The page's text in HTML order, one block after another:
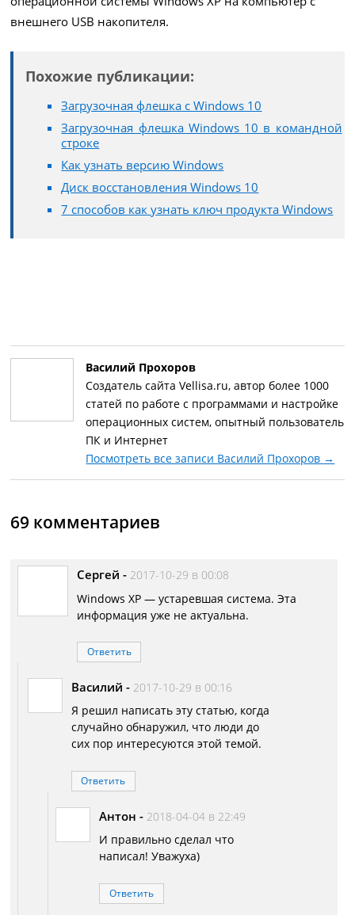
внешнего USB накопителя.
Похожие публикации:
Загрузочная флешка с Windows 10
Загрузочная флешка Windows 10 в командной
строке
Как узнать версию Windows
Диск восстановления Windows 10
7 способов как узнать ключ продукта Windows
Василий Прохоров
Создатель сайта Vellisa.ru, автор более 1000
статей по работе с программами и настройке
операционных систем, опытный пользователь
ПК и Интернет
Посмотреть все записи Василий Прохоров →
69 комментариев
Сергей - 2017-10-29 в 00:08
Windows XP — устаревшая система. Эта
информация уже не актуальна.
Ответить
Василий - 2017-10-29 в 00:16
Я решил написать эту статью, когда
случайно обнаружил, что люди до
сих пор интересуются этой темой.
Ответить
Антон - 2018-04-04 в 22:49
И правильно сделал что
написал! Уважуха)
Ответить